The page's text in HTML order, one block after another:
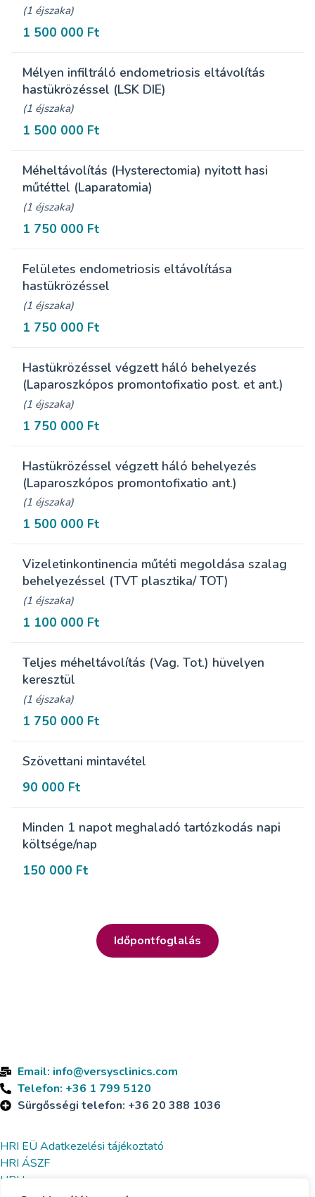
(1 éjszaka)
1 500 000 Ft
Mélyen infiltráló endometriosis eltávolítás
hastükrözéssel (LSK DIE)
(1 éjszaka)
1 500 000 Ft
Méheltávolítás (Hysterectomia) nyitott hasi
műtéttel (Laparatomia)
(1 éjszaka)
1 750 000 Ft
Felületes endometriosis eltávolítása
hastükrözéssel
(1 éjszaka)
1 750 000 Ft
Hastükrözéssel végzett háló behelyezés
(Laparoszkópos promontofixatio post. et ant.)
(1 éjszaka)
1 750 000 Ft
Hastükrözéssel végzett háló behelyezés
(Laparoszkópos promontofixatio ant.)
(1 éjszaka)
1 500 000 Ft
Vizeletinkontinencia műtéti megoldása szalag
behelyezéssel (TVT plasztika/ TOT)
(1 éjszaka)
1 100 000 Ft
Teljes méheltávolítás (Vag. Tot.) hüvelyen
keresztül
(1 éjszaka)
1 750 000 Ft
Szövettani mintavétel
90 000 Ft
Minden 1 napot meghaladó tartózkodás napi
költsége/nap
150 000 Ft
Időpontfoglalás
Email: info@versysclinics.com
Telefon: +36 1 799 5120
Sürgősségi telefon: +36 20 388 1036
HRI EÜ Adatkezelési tájékoztató
HRI ÁSZF
HRI Impresszum